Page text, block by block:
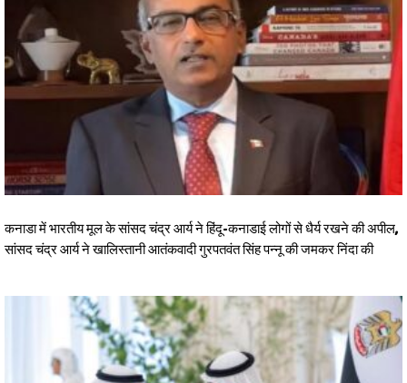
कनाडा में भारतीय मूल के सांसद चंद्र आर्य ने हिंदू-कनाडाई लोगों से धैर्य रखने की अपील,
सांसद चंद्र आर्य ने खालिस्तानी आतंकवादी गुरपतवंत सिंह पन्नू की जमकर निंदा की